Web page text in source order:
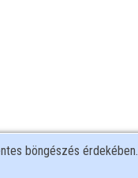
böngészés érdekében.